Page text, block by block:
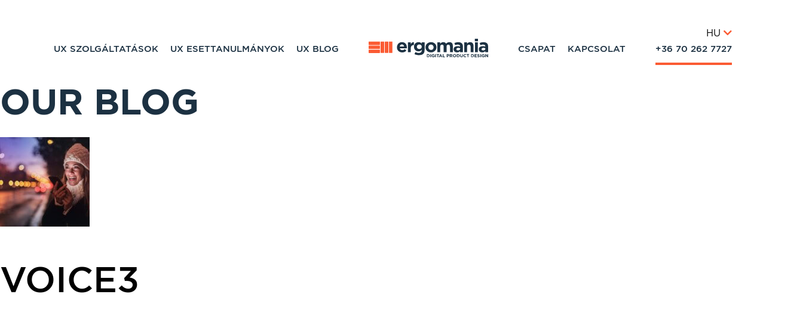
UX SZOLGÁLTATÁSOK UX ESETTANULMÁNYOK UX BLOG
HU
CSAPAT KAPCSOLAT +36 70 262 7727
OUR BLOG
VOICE3